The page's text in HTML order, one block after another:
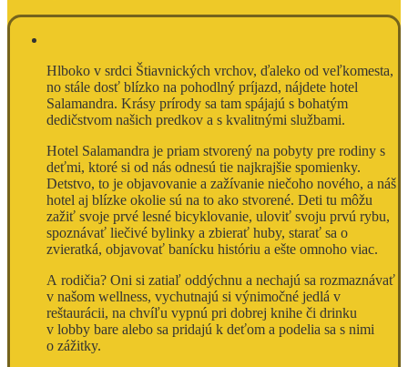
Hlboko v srdci Štiavnických vrchov, ďaleko od veľkomesta,
no stále dosť blízko na pohodlný príjazd, nájdete hotel
Salamandra. Krásy prírody sa tam spájajú s bohatým
dedičstvom našich predkov a s kvalitnými službami.
Hotel Salamandra je priam stvorený na pobyty pre rodiny s
deťmi, ktoré si od nás odnesú tie najkrajšie spomienky.
Detstvo, to je objavovanie a zažívanie niečoho nového, a náš
hotel aj blízke okolie sú na to ako stvorené. Deti tu môžu
zažiť svoje prvé lesné bicyklovanie, uloviť svoju prvú rybu,
spoznávať liečivé bylinky a zbierať huby, starať sa o
zvieratká, objavovať banícku históriu a ešte omnoho viac.
A rodičia? Oni si zatiaľ oddýchnu a nechajú sa rozmaznávať
v našom wellness, vychutnajú si výnimočné jedlá v
reštaurácii, na chvíľu vypnú pri dobrej knihe či drinku
v lobby bare alebo sa pridajú k deťom a podelia sa s nimi
o zážitky.